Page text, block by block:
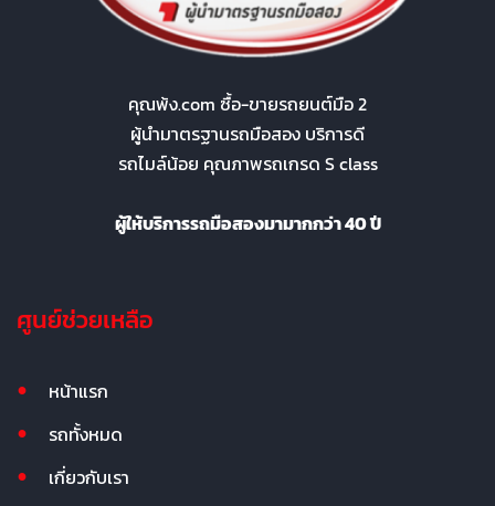
คุณพ้ง.com ซื้อ-ขายรถยนต์มือ 2
ผู้นำมาตรฐานรถมือสอง บริการดี
รถไมล์น้อย คุณภาพรถเกรด S class
ผู้ให้บริการรถมือสองมามากกว่า 40 ปี
ศูนย์ช่วยเหลือ
หน้าแรก
รถทั้งหมด
เกี่ยวกับเรา